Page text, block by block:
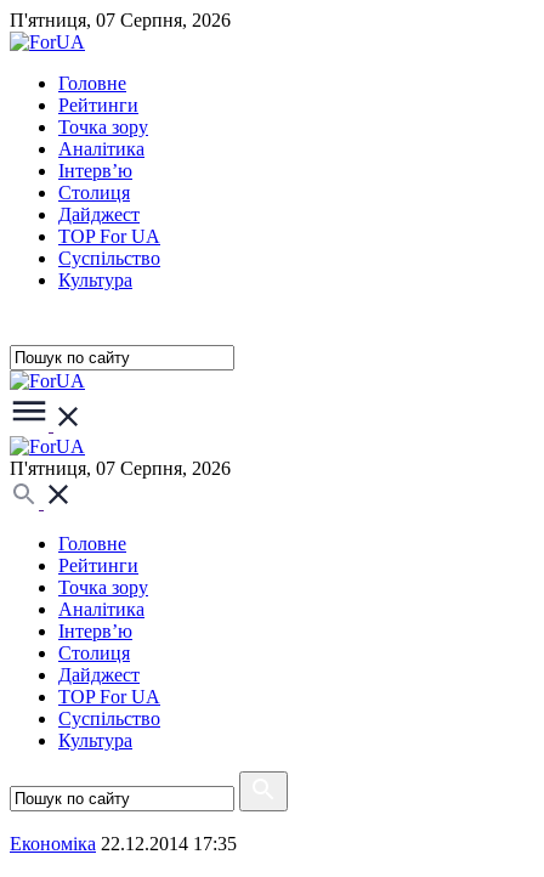
П'ятниця, 07 Серпня, 2026
Головне
Рейтинги
Точка зору
Аналітика
Інтерв’ю
Столиця
Дайджест
TOP For UA
Суспiльство
Культура
П'ятниця, 07 Серпня, 2026
Головне
Рейтинги
Точка зору
Аналітика
Інтерв’ю
Столиця
Дайджест
TOP For UA
Суспiльство
Культура
Економіка 22.12.2014 17:35